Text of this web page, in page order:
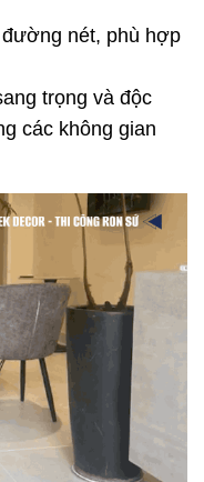
nét, phù hợp
trọng và độc
các không gian